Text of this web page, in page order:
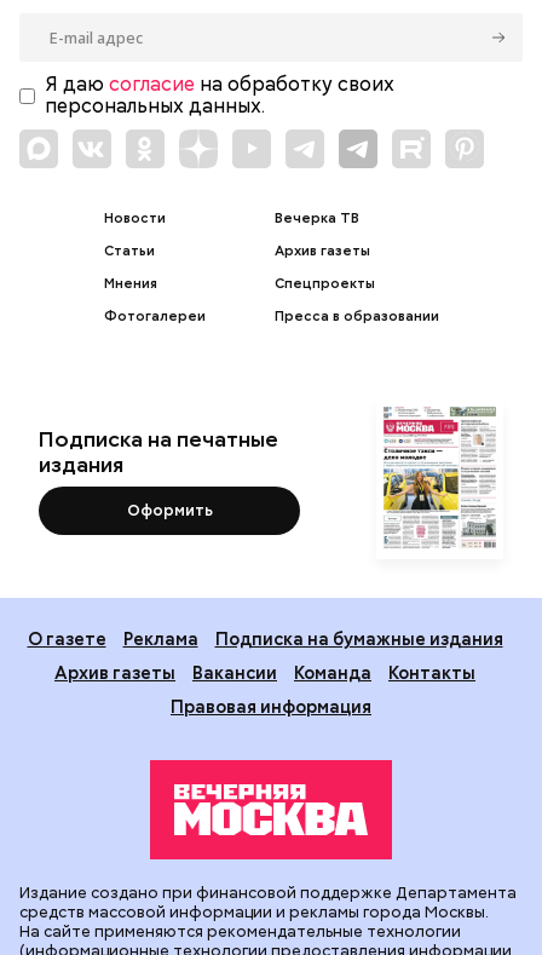
Я даю согласие на обработку своих
персональных данных.
Новости
Статьи
Мнения
Фотогалереи
Вечерка ТВ
Архив газеты
Спецпроекты
Пресса в образовании
Подписка на печатные
издания
Оформить
О газете Реклама
Подписка на бумажные издания
Архив газеты
Вакансии Команда
Контакты
Правовая информация
Издание создано при финансовой поддержке Департамента
средств массовой информации и рекламы города Москвы.
На сайте применяются рекомендательные технологии